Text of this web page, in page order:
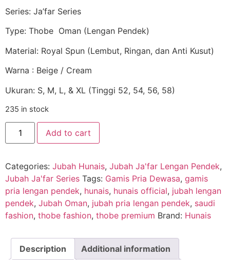
Series: Ja’far Series
Type: Thobe Oman (Lengan Pendek)
Material: Royal Spun (Lembut, Ringan, dan Anti Kusut)
Warna : Beige / Cream
Ukuran: S, M, L, & XL (Tinggi 52, 54, 56, 58)
235 in stock
Add to cart
Categories: Jubah Hunais, Jubah Ja'far Lengan Pendek,
Jubah Ja'far Series Tags: Gamis Pria Dewasa, gamis
pria lengan pendek, hunais, hunais official, jubah lengan
pendek, Jubah Oman, jubah pria lengan pendek, saudi
fashion, thobe fashion, thobe premium Brand: Hunais
Description Additional information